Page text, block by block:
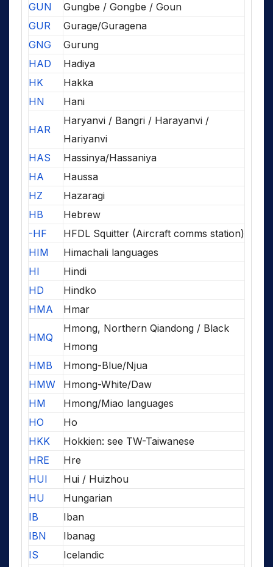
GUN
Gungbe / Gongbe / Goun
GUR
Gurage/Guragena
GNG
Gurung
HAD
Hadiya
HK
Hakka
HN
Hani
HAR
Haryanvi / Bangri / Harayanvi /
Hariyanvi
HAS
Hassinya/Hassaniya
HA
Haussa
HZ
Hazaragi
HB
Hebrew
-HF
HFDL Squitter (Aircraft comms station)
HIM
Himachali languages
HI
Hindi
HD
Hindko
HMA
Hmar
HMQ
Hmong, Northern Qiandong / Black
Hmong
HMB
Hmong-Blue/Njua
HMW
Hmong-White/Daw
HM
Hmong/Miao languages
HO
Ho
HKK
Hokkien: see TW-Taiwanese
HRE
Hre
HUI
Hui / Huizhou
HU
Hungarian
IB
Iban
IBN
Ibanag
IS
Icelandic